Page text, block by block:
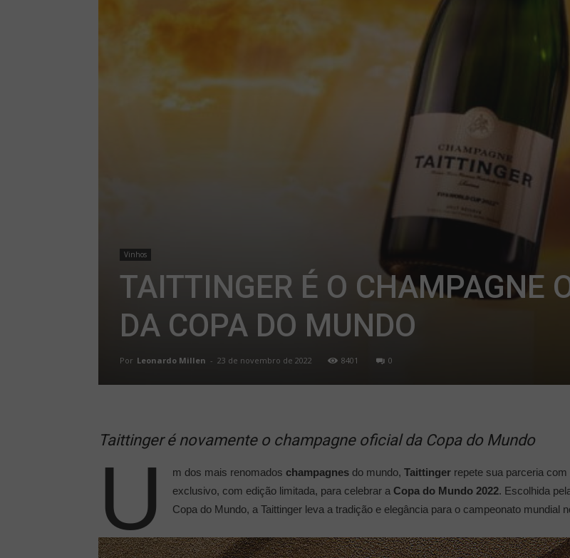
Vinhos
TAITTINGER É O CHAMPAGNE
DA COPA DO MUNDO
Por Leonardo Millen - 23 de novembro de 2022 8401 0
Taittinger é novamente o champagne oficial da Copa do Mundo
U m dos mais renomados champagnesdo mundo, Taittingerrepete sua parceria com
exclusivo, com edição limitada, para celebrar a Copa do Mundo 2022. Escolhida
Copa do Mundo, a Taittinger leva a tradição e elegância para o campeonato mundial